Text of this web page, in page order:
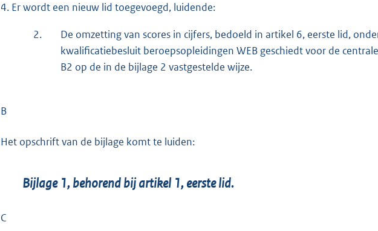
4. Er wordt een nieuw lid toegevoegd, luidende:
2.
De omzetting van scores in cijfers, bedoeld in artikel 6, eerste lid,
kwalificatiebesluit beroepsopleidingen WEB geschiedt voor de
B2 op de in de bijlage 2 vastgestelde wijze.
B
Het opschrift van de bijlage komt te luiden:
Bijlage 1, behorend bij artikel 1, eerste lid.
C